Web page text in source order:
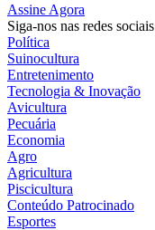
Assine Agora
Siga-nos nas redes sociais
Política
Suinocultura
Entretenimento
Tecnologia & Inovação
Avicultura
Pecuária
Economia
Agro
Agricultura
Piscicultura
Conteúdo Patrocinado
Esportes